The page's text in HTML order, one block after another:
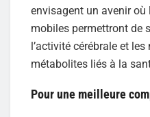
envisagent un avenir
mobiles permettront de
l’activité cérébrale et
métabolites liés à la
Pour une meilleure